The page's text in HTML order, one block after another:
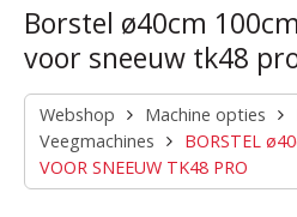
Borstel ø40cm
voor sneeuw tk48
Webshop Machine opties
Veegmachines
BORSTEL
VOOR SNEEUW TK48 PRO